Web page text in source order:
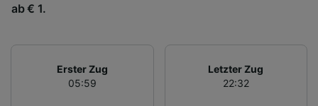
ab € 1.
Erster Zug
05:59
Letzter Zug
22:32